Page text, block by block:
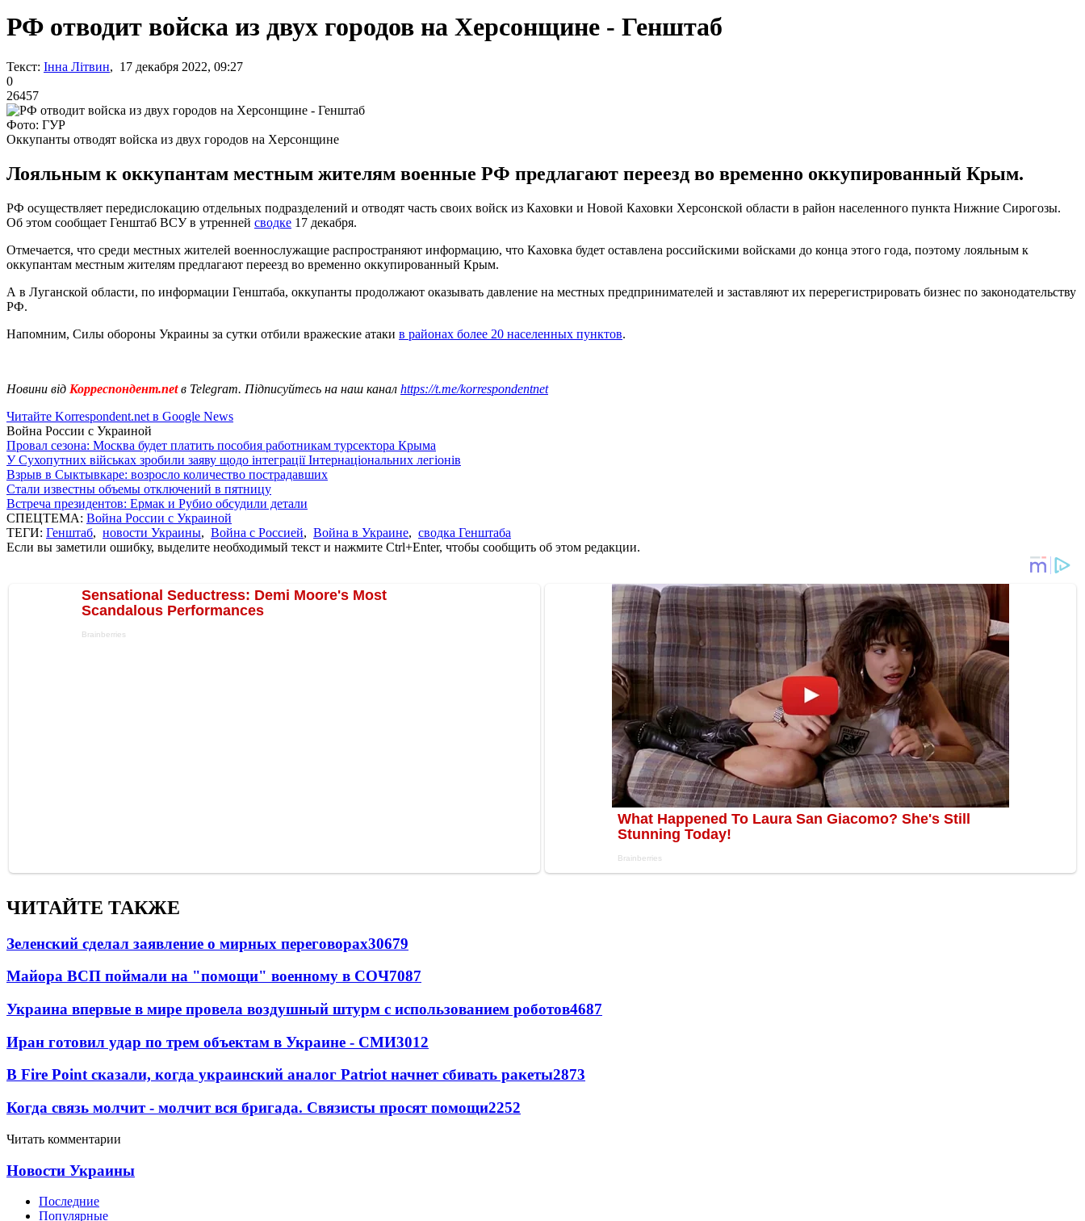
РФ отводит войска из двух городов на Херсонщине - Генштаб
Текст: Інна Літвин, 17 декабря 2022, 09:27
0
26457
Фото: ГУР
Оккупанты отводят войска из двух городов на Херсонщине
Лояльным к оккупантам местным жителям военные РФ предлагают переезд во временно оккупированный Крым.
РФ осуществляет передислокацию отдельных подразделений и отводят часть своих войск из Каховки и Новой Каховки Херсонской области в район населенного пункта Нижние Сирогозы.
Об этом сообщает Генштаб ВСУ в утренней сводке 17 декабря.
Отмечается, что среди местных жителей военнослужащие распространяют информацию, что Каховка будет оставлена российскими войсками до конца этого года, поэтому лояльным к
оккупантам местным жителям предлагают переезд во временно оккупированный Крым.
А в Луганской области, по информации Генштаба, оккупанты продолжают оказывать давление на местных предпринимателей и заставляют их перерегистрировать бизнес по законодательству
РФ.
Напомним, Силы обороны Украины за сутки отбили вражеские атаки в районах более 20 населенных пунктов.
Новини від Корреспондент.netв Telegram. Підписуйтесь на наш канал https://t.me/korrespondentnet
Читайте Korrespondent.net в Google News
Война России с Украиной
Провал сезона: Москва будет платить пособия работникам турсектора Крыма
У Сухопутних військах зробили заяву щодо інтеграції Інтернаціональних легіонів
Взрыв в Сыктывкаре: возросло количество пострадавших
Стали известны объемы отключений в пятницу
Встреча президентов: Ермак и Рубио обсудили детали
СПЕЦТЕМА: Война России с Украиной
ТЕГИ: Генштаб, новости Украины, Война с Россией, Война в Украине, сводка Генштаба
Если вы заметили ошибку, выделите необходимый текст и нажмите Ctrl+Enter, чтобы сообщить об этом редакции.
ЧИТАЙТЕ ТАКЖЕ
Зеленский сделал заявление о мирных переговорах30679
Майора ВСП поймали на "помощи" военному в СОЧ7087
Украина впервые в мире провела воздушный штурм с использованием роботов4687
Иран готовил удар по трем объектам в Украине - СМИ3012
В Fire Point сказали, когда украинский аналог Patriot начнет сбивать ракеты2873
Когда связь молчит - молчит вся бригада. Связисты просят помощи2252
Читать комментарии
Новости Украины
Последние
Популярные